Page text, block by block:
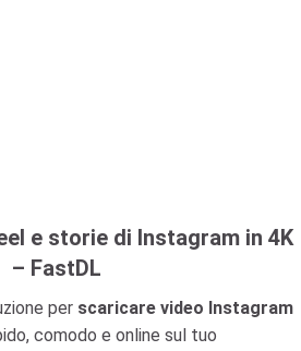
e storie di Instagram in 4K
– FastDL
per scaricare video Instagram
comodo e online sul tuo